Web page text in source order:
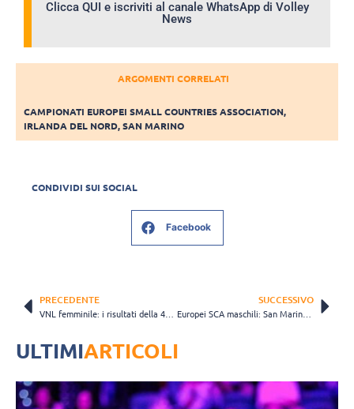
Clicca QUI e iscriviti al canale WhatsApp di Volley
News
ARGOMENTI CORRELATI
CAMPIONATI EUROPEI SMALL COUNTRIES ASSOCIATION,
IRLANDA DEL NORD,SAN MARINO
CONDIVIDI SUI SOCIAL
Facebook
PRECEDENTE SUCCESSIVO
Europei SCA maschili: San Marino batte la Scozia ed è d’oro
ULTIMIARTICOLI